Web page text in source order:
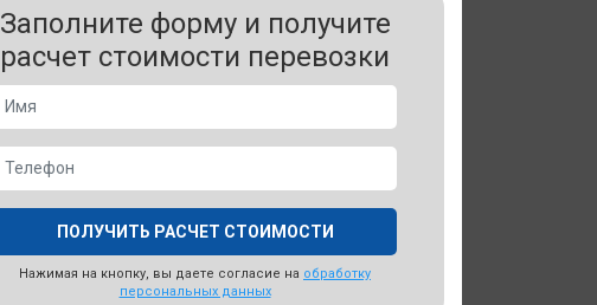
Заполните форму и получите
расчет стоимости перевозки
Нажимая на кнопку, вы даете согласие на обработку
персональных данных